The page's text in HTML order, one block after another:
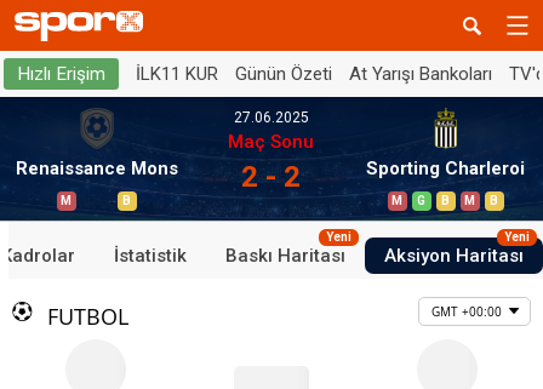
Hızlı Erişim İLK11 KUR Günün Özeti At Yarışı Bankoları
Renaissance Mons
M B
27.06.2025
Maç Sonu
2 - 2 Sporting Charleroi
M G B M B
Kadrolar İstatistik Baskı Haritası
Yeni
Aksiyon Haritası
Yeni
FUTBOL GMT +00:00